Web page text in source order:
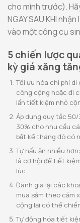
cho mình trước).
NGAY SAU KHI
vào một công cụ
5 chiến lược
kỳ giá xăng
Tối ưu hóa chi phí
công cộng hoặc đi
lần tiết kiệm nhỏ
Áp dụng quy tắc
30% cho nhu cầu
bất kể tháng đó có
Tự nấu ăn nhiều
là cơ hội để tiết
lúc.
Đánh giá lại các
mua sắm theo cảm
cộng lại có thể
Tự động hóa tiết